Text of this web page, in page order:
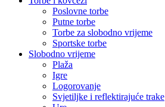
Poslovne torbe
Putne torbe
Torbe za slobodno vrijeme
Sportske torbe
Slobodno vrijeme
Plaža
Igre
Logorovanje
Svjetiljke i reflektirajuće trake